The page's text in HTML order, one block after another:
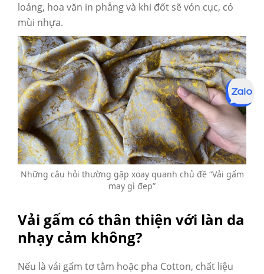
loáng, hoa văn in phẳng và khi đốt sẽ vón cục, có
mùi nhựa.
Những câu hỏi thường gặp xoay quanh chủ đề “Vải gấm
may gì đẹp”
Vải gấm có thân thiện với làn da
nhạy cảm không?
Nếu là vải gấm tơ tằm hoặc pha Cotton, chất liệu